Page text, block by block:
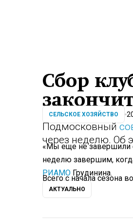
Сбор
СЕЛЬСКОЕ ХОЗЯЙСТВО
Подмосковный
через неделю. Об
«Мы еще не завершили
неделю завершим,
РИАМО Грудинина.
Всего с начала сезона
АКТУАЛЬНО